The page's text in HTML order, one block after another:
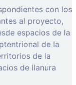
con los
al proyecto,
espacios de la
de la
de la
de llanura